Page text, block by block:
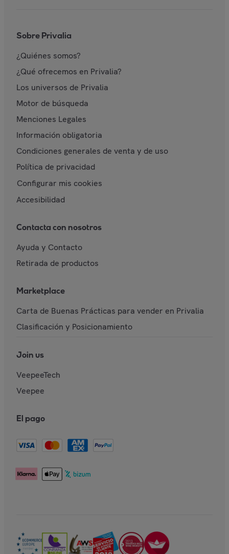
Sobre Privalia
¿Quiénes somos?
¿Qué ofrecemos en Privalia?
Los universos de Privalia
Motor de búsqueda
Menciones Legales
Información obligatoria
Condiciones generales de venta y de uso
Política de privacidad
Configurar mis cookies
Accesibilidad
Contacta con nosotros
Ayuda y Contacto
Retirada de productos
Marketplace
Carta de Buenas Prácticas para vender en Privalia
Clasificación y Posicionamiento
Join us
VeepeeTech
Veepee
El pago